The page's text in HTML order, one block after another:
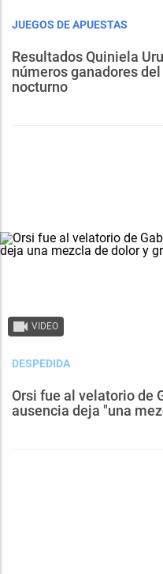
JUEGOS DE APUESTAS
Resultados Quiniela
números ganadores
nocturno
VIDEO
DESPEDIDA
Orsi fue al velatorio de
ausencia deja "una